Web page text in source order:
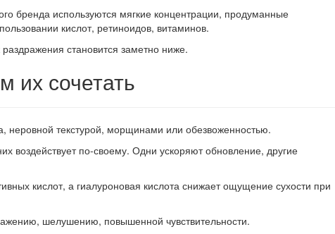
бренда используются мягкие концентрации, продуманные
кислот, ретиноидов, витаминов.
становится заметно ниже.
их сочетать
неровной текстурой, морщинами или обезвоженностью.
воздействует по-своему. Одни ускоряют обновление, другие
кислот, а гиалуроновая кислота снижает ощущение сухости при
шелушению, повышенной чувствительности.